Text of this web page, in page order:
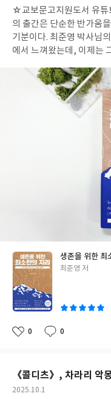
면 매일이 싸움처럼 느껴
나 『손자병법』은 말한
움을 구분하라.” 그 말은
자의 병법은 전쟁의 기술
늘의 일터에서, 이 말만큼 필요한
자 #현대지성 #불태법칙
일
☆교보문고지원도서 유튜브 <지구본 연구소> 구독자로서, 이번 책
의 출간은 단순한 반가움
기분이다. 최준영 박사님
에서 느껴왔는데, 이제는
콘텐츠들이 ‘경제와 주택,
키워드 아래 깔끔하게 정
통해 우리가 겪는 현실과
지식이 아니라 삶에 직접
이 많았던 플로리다 이야
듯 접했던 사례들이 책 속
있어 이해가 훨씬 깊어졌
떤 선택을 해야 하는지를
힌다는 점이다. 지리와 지
로만 느껴질 수 있는데,
술술 넘어간다. 영상에서
아 있다. 구독자의 입장에서 보태자면, 이번 책은 단순한 출간물이
아니라 <지구본 연구소>
널을 사랑해 온 62만 구독
과물이라고 해도 과언이 아닐 것이다. 앞으로도
으로도 계속해서 지구의
최소한의지리 #최준영 #
생존을 위한 최
글
최준영 저
좋
0
댓
0
작
《콜디츠》, 차라리 악
작
2025.10.1